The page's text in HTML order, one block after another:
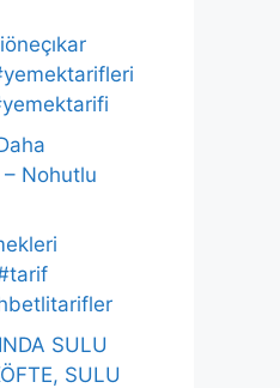
Nohutlu
SULU
SULU